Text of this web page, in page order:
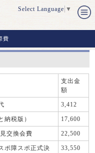
Select Language ▼
費
支出金
額
3,412
納税版） 17,600
交換会費 22,500
ポ障スポ正式決
33,550